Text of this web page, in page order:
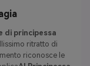
di principessa
ritratto di
riconosce le